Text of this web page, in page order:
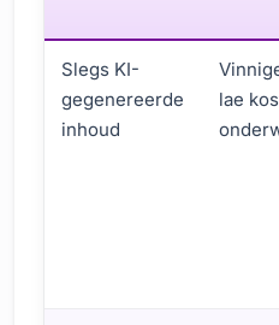
Slegs KI-
gegenereerde
inhoud
lae